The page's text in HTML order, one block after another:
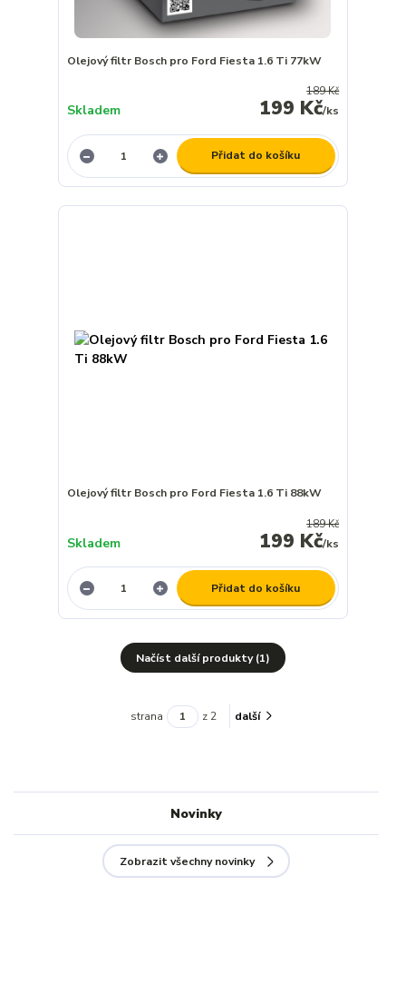
Olejový filtr Bosch pro Ford Fiesta 1.6 Ti 77kW
189 Kč
199 Kč/ks
Skladem
Přidat do košíku
Olejový filtr Bosch pro Ford Fiesta 1.6 Ti 88kW
189 Kč
199 Kč/ks
Skladem
Přidat do košíku
Načíst další produkty (1)
strana z 2 další
Novinky
Zobrazit všechny novinky